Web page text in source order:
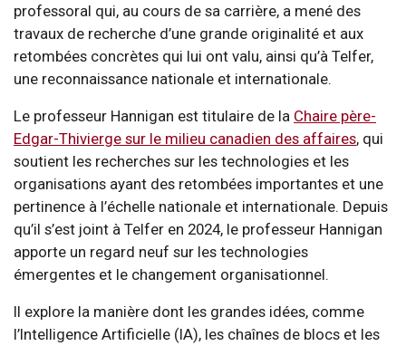
professoral qui, au cours de sa carrière, a mené des
travaux de recherche d’une grande originalité et aux
retombées concrètes qui lui ont valu, ainsi qu’à Telfer,
une reconnaissance nationale et internationale.
Le professeur Hannigan est titulaire de la Chaire père-
Edgar-Thivierge sur le milieu canadien des affaires, qui
soutient les recherches sur les technologies et les
organisations ayant des retombées importantes et une
pertinence à l’échelle nationale et internationale. Depuis
qu’il s’est joint à Telfer en 2024, le professeur Hannigan
apporte un regard neuf sur les technologies
émergentes et le changement organisationnel.
Il explore la manière dont les grandes idées, comme
l’Intelligence Artificielle (IA), les chaînes de blocs et les